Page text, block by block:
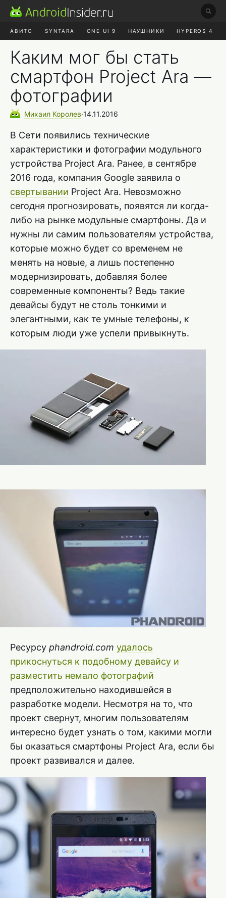
АВИТО SYNTARA ONE UI 9 НАУШНИКИ HYPEROS 4
Каким мог бы стать
смартфон Project Ara —
фотографии
Михаил Королев∙14.11.2016
В Сети появились технические
характеристики и фотографии модульного
устройства Project Ara. Ранее, в сентябре
2016 года, компания Google заявила о
свертывании Project Ara. Невозможно
сегодня прогнозировать, появятся ли когда-
либо на рынке модульные смартфоны. Да и
нужны ли самим пользователям устройства,
которые можно будет со временем не
менять на новые, а лишь постепенно
модернизировать, добавляя более
современные компоненты? Ведь такие
девайсы будут не столь тонкими и
элегантными, как те умные телефоны, к
которым люди уже успели привыкнуть.
Ресурсу phandroid.com удалось
прикоснуться к подобному девайсу и
разместить немало фотографий
предположительно находившейся в
разработке модели. Несмотря на то, что
проект свернут, многим пользователям
интересно будет узнать о том, какими могли
бы оказаться смартфоны Project Ara, если бы
проект развивался и далее.